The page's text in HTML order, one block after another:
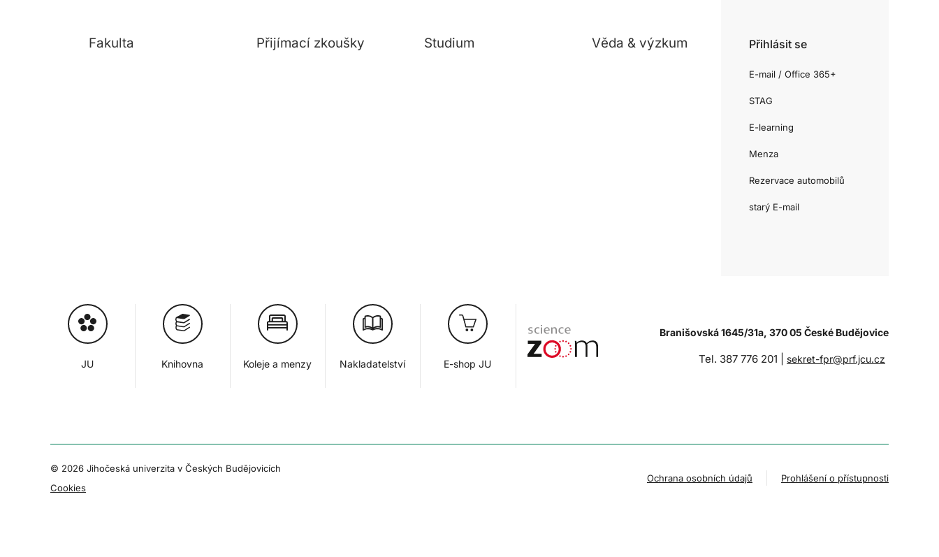
Fakulta Přijímací zkoušky Studium Věda & výzkum Přihlásit se
E-mail / Office 365+
STAG
E-learning
Menza
Rezervace automobilů
starý E-mail
JU Knihovna Koleje a menzy Nakladatelství E-shop JU
Branišovská 1645/31a, 370 05 České Budějovice
Tel. 387 776 201 | sekret-fpr@prf.jcu.cz
© 2026 Jihočeská univerzita v Českých Budějovicích
Cookies
Ochrana osobních údajů Prohlášení o přístupnosti